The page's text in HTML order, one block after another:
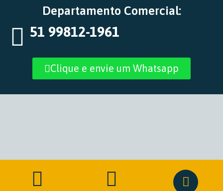
Departamento Comercial:
51 99812-1961
Clique e envie um Whatsapp